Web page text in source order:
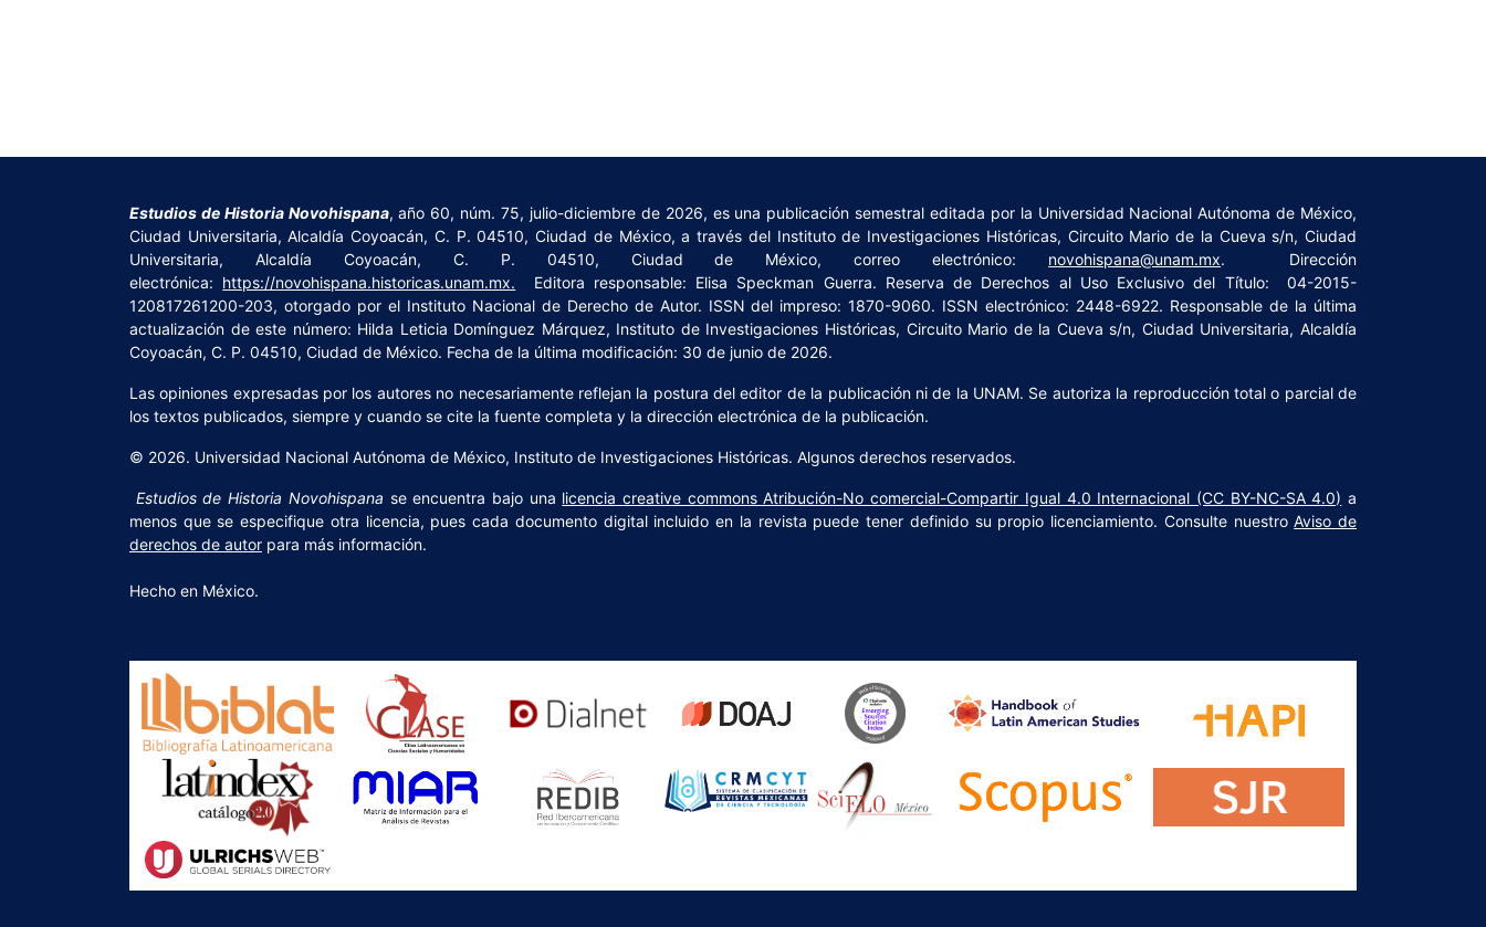
Estudios de Historia Novohispana, año 60, núm. 75, julio-diciembre de 2026, es una publicación semestral editada por la Universidad Nacional Autónoma de México,
Ciudad Universitaria, Alcaldía Coyoacán, C. P. 04510, Ciudad de México, a través del Instituto de Investigaciones Históricas, Circuito Mario de la Cueva s/n, Ciudad
Universitaria, Alcaldía Coyoacán, C. P. 04510, Ciudad de México, correo electrónico: novohispana@unam.mx. Dirección
electrónica: https://novohispana.historicas.unam.mx. Editora responsable: Elisa Speckman Guerra. Reserva de Derechos al Uso Exclusivo del Título: 04-2015-
120817261200-203, otorgado por el Instituto Nacional de Derecho de Autor. ISSN del impreso: 1870-9060. ISSN electrónico: 2448-6922. Responsable de la última
actualización de este número: Hilda Leticia Domínguez Márquez, Instituto de Investigaciones Históricas, Circuito Mario de la Cueva s/n, Ciudad Universitaria, Alcaldía
Coyoacán, C. P. 04510, Ciudad de México. Fecha de la última modificación: 30 de junio de 2026.
Las opiniones expresadas por los autores no necesariamente reflejan la postura del editor de la publicación ni de la UNAM. Se autoriza la reproducción total o parcial de
los textos publicados, siempre y cuando se cite la fuente completa y la dirección electrónica de la publicación.
© 2026. Universidad Nacional Autónoma de México, Instituto de Investigaciones Históricas. Algunos derechos reservados.
Estudios de Historia Novohispana se encuentra bajo una licencia creative commons Atribución-No comercial-Compartir Igual 4.0 Internacional (CC BY-NC-SA 4.0) a
menos que se especifique otra licencia, pues cada documento digital incluido en la revista puede tener definido su propio licenciamiento. Consulte nuestroAviso de
derechos de autor para más información.
Hecho en México.